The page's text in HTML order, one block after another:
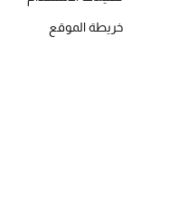
الحقائب
خريطة الموقع